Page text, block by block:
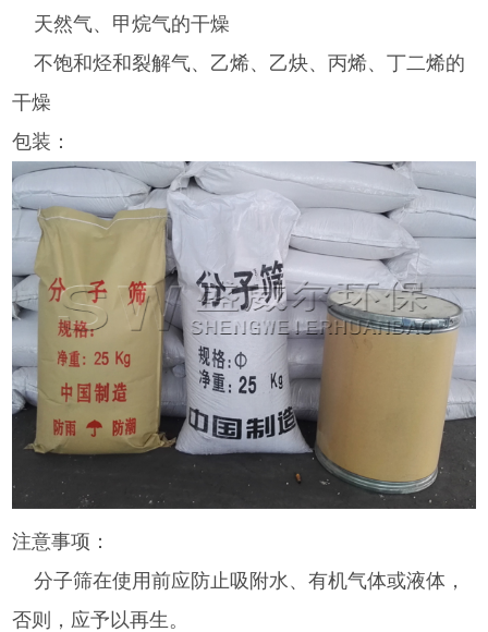
天然气、甲烷气的干燥
不饱和烃和裂解气、乙烯、乙炔、丙烯、丁二烯的
干燥
包装：
注意事项：
分子筛在使用前应防止吸附水、有机气体或液体，
否则，应予以再生。